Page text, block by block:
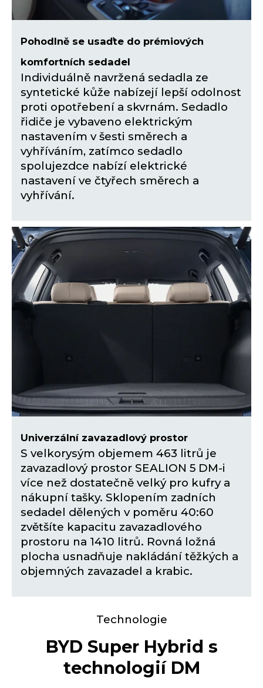
Pohodlně se usaďte do prémiových
komfortních sedadel
Individuálně navržená sedadla ze
syntetické kůže nabízejí lepší odolnost
proti opotřebení a skvrnám. Sedadlo
řidiče je vybaveno elektrickým
nastavením v šesti směrech a
vyhříváním, zatímco sedadlo
spolujezdce nabízí elektrické
nastavení ve čtyřech směrech a
vyhřívání.
Univerzální zavazadlový prostor
S velkorysým objemem 463 litrů je
zavazadlový prostor SEALION 5 DM-i
více než dostatečně velký pro kufry a
nákupní tašky. Sklopením zadních
sedadel dělených v poměru 40:60
zvětšíte kapacitu zavazadlového
prostoru na 1410 litrů. Rovná ložná
plocha usnadňuje nakládání těžkých a
objemných zavazadel a krabic.
Technologie
BYD Super Hybrid s
technologií DM